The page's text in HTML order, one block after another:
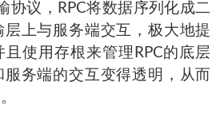
协议，RPC将数据序列化成二
上与服务端交互，极大地提
使用存根来管理RPC的底层
务端的交互变得透明，从而